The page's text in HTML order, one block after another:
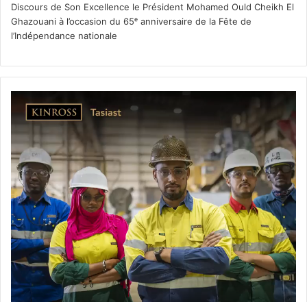
Discours de Son Excellence le Président Mohamed Ould Cheikh El
Ghazouani à l’occasion du 65ᵉ anniversaire de la Fête de
l’Indépendance nationale